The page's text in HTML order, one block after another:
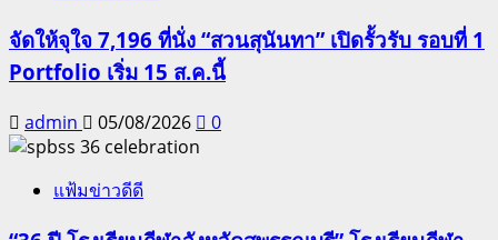
จัดให้จุใจ 7,196 ที่นั่ง “สวนสุนันทา” เปิดรั้วรับ รอบที่ 1
Portfolio เริ่ม 15 ส.ค.นี้
admin 05/08/2026 0
แฟ้มข่าวดีดี